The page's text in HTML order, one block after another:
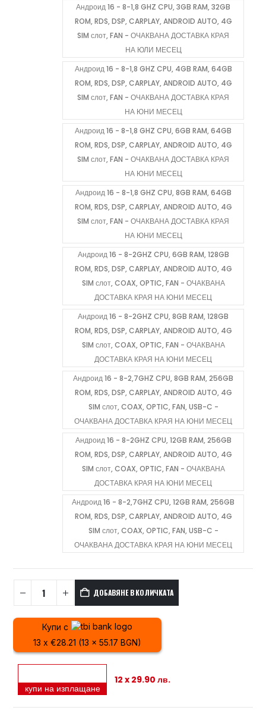
Андроид 16 - 8-1,8 GHZ CPU, 3GB RAM, 32GB
ROM, RDS, DSP, CARPLAY, ANDROID AUTO, 4G
SIM слот, FAN - ОЧАКВАНА ДОСТАВКА КРАЯ
НА ЮЛИ МЕСЕЦ
Андроид 16 - 8-1,8 GHZ CPU, 4GB RAM, 64GB
ROM, RDS, DSP, CARPLAY, ANDROID AUTO, 4G
SIM слот, FAN - ОЧАКВАНА ДОСТАВКА КРАЯ
НА ЮНИ МЕСЕЦ
Андроид 16 - 8-1,8 GHZ CPU, 6GB RAM, 64GB
ROM, RDS, DSP, CARPLAY, ANDROID AUTO, 4G
SIM слот, FAN - ОЧАКВАНА ДОСТАВКА КРАЯ
НА ЮНИ МЕСЕЦ
Андроид 16 - 8-1,8 GHZ CPU, 8GB RAM, 64GB
ROM, RDS, DSP, CARPLAY, ANDROID AUTO, 4G
SIM слот, FAN - ОЧАКВАНА ДОСТАВКА КРАЯ
НА ЮНИ МЕСЕЦ
Андроид 16 - 8-2GHZ CPU, 6GB RAM, 128GB
ROM, RDS, DSP, CARPLAY, ANDROID AUTO, 4G
SIM слот, COAX, OPTIC, FAN - ОЧАКВАНА
ДОСТАВКА КРАЯ НА ЮНИ МЕСЕЦ
Андроид 16 - 8-2GHZ CPU, 8GB RAM, 128GB
ROM, RDS, DSP, CARPLAY, ANDROID AUTO, 4G
SIM слот, COAX, OPTIC, FAN - ОЧАКВАНА
ДОСТАВКА КРАЯ НА ЮНИ МЕСЕЦ
Андроид 16 - 8-2,7GHZ CPU, 8GB RAM, 256GB
ROM, RDS, DSP, CARPLAY, ANDROID AUTO, 4G
SIM слот, COAX, OPTIC, FAN, USB-C -
ОЧАКВАНА ДОСТАВКА КРАЯ НА ЮНИ МЕСЕЦ
Андроид 16 - 8-2GHZ CPU, 12GB RAM, 256GB
ROM, RDS, DSP, CARPLAY, ANDROID AUTO, 4G
SIM слот, COAX, OPTIC, FAN - ОЧАКВАНА
ДОСТАВКА КРАЯ НА ЮНИ МЕСЕЦ
Андроид 16 - 8-2,7GHZ CPU, 12GB RAM, 256GB
ROM, RDS, DSP, CARPLAY, ANDROID AUTO, 4G
SIM слот, COAX, OPTIC, FAN, USB-C -
ОЧАКВАНА ДОСТАВКА КРАЯ НА ЮНИ МЕСЕЦ
ДОБАВЯНЕ В КОЛИЧКАТА
Купи с
13 x €28.21 (13 x 55.17 BGN)
купи на изплащане
12 x 29.90 лв.